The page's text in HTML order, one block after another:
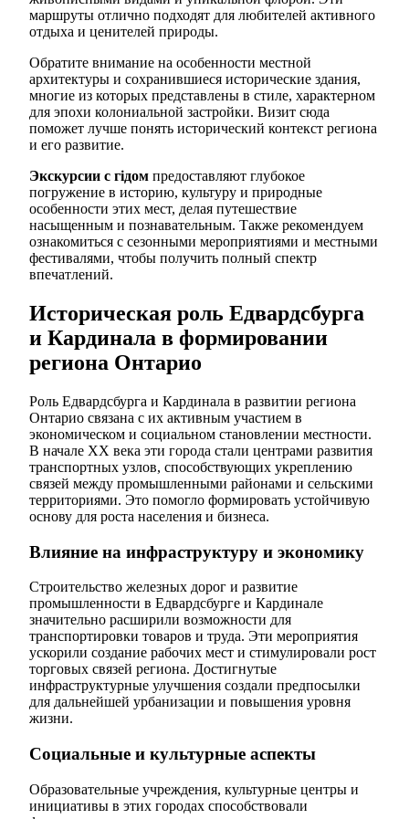
маршруты отлично подходят для любителей активного
отдыха и ценителей природы.
Обратите внимание на особенности местной
архитектуры и сохранившиеся исторические здания,
многие из которых представлены в стиле, характерном
для эпохи колониальной застройки. Визит сюда
поможет лучше понять исторический контекст региона
и его развитие.
Экскурсии с гідом предоставляют глубокое
погружение в историю, культуру и природные
особенности этих мест, делая путешествие
насыщенным и познавательным. Также рекомендуем
ознакомиться с сезонными мероприятиями и местными
фестивалями, чтобы получить полный спектр
впечатлений.
Историческая роль Едвардсбурга
и Кардинала в формировании
региона Онтарио
Роль Едвардсбурга и Кардинала в развитии региона
Онтарио связана с их активным участием в
экономическом и социальном становлении местности.
В начале XX века эти города стали центрами развития
транспортных узлов, способствующих укреплению
связей между промышленными районами и сельскими
территориями. Это помогло формировать устойчивую
основу для роста населения и бизнеса.
Влияние на инфраструктуру и экономику
Строительство железных дорог и развитие
промышленности в Едвардсбурге и Кардинале
значительно расширили возможности для
транспортировки товаров и труда. Эти мероприятия
ускорили создание рабочих мест и стимулировали рост
торговых связей региона. Достигнутые
инфраструктурные улучшения создали предпосылки
для дальнейшей урбанизации и повышения уровня
жизни.
Социальные и культурные аспекты
Образовательные учреждения, культурные центры и
инициативы в этих городах способствовали